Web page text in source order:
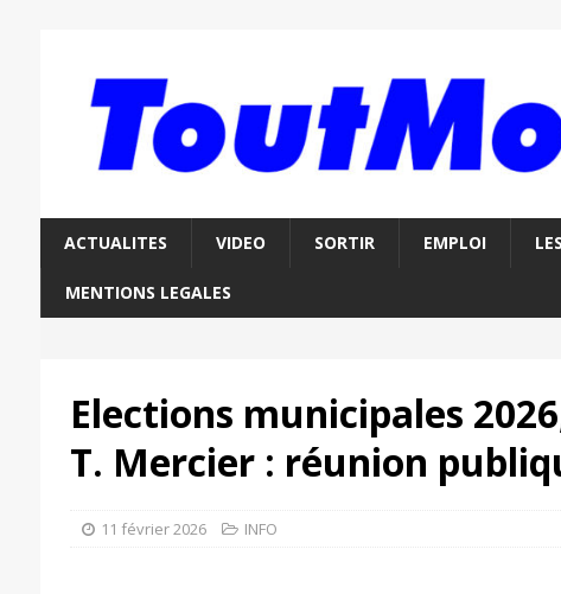
ACTUALITES VIDEO SORTIR EMPLOI
MENTIONS LEGALES
Elections municipales
T. Mercier : réunion
11 février 2026 INFO